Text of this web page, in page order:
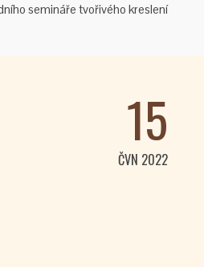
semináře tvořivého kreslení
15
ČVN 2022